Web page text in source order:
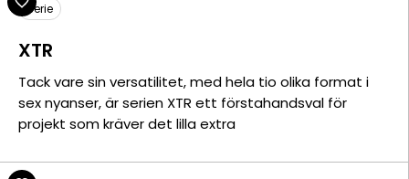
Serie
XTR
Tack vare sin versatilitet, med hela tio olika format i
sex nyanser, är serien XTR ett förstahandsval för
projekt som kräver det lilla extra